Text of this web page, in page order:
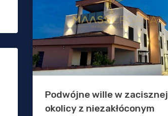
Podwójne wille w zacisznej
okolicy z niezakłóconym